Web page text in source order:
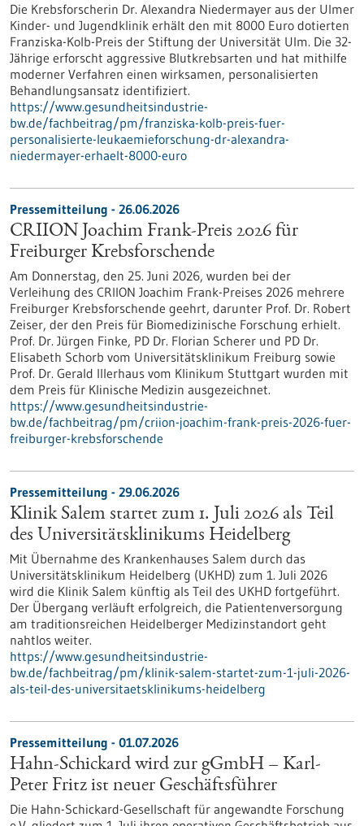
Die Krebsforscherin Dr. Alexandra Niedermayer aus der Ulmer
Kinder- und Jugendklinik erhält den mit 8000 Euro dotierten
Franziska-Kolb-Preis der Stiftung der Universität Ulm. Die 32-
Jährige erforscht aggressive Blutkrebsarten und hat mithilfe
moderner Verfahren einen wirksamen, personalisierten
Behandlungsansatz identifiziert.
https://www.gesundheitsindustrie-
bw.de/fachbeitrag/pm/franziska-kolb-preis-fuer-
personalisierte-leukaemieforschung-dr-alexandra-
niedermayer-erhaelt-8000-euro
Pressemitteilung - 26.06.2026
CRIION Joachim Frank-Preis 2026 für
Freiburger Krebsforschende
Am Donnerstag, den 25. Juni 2026, wurden bei der
Verleihung des CRIION Joachim Frank-Preises 2026 mehrere
Freiburger Krebsforschende geehrt, darunter Prof. Dr. Robert
Zeiser, der den Preis für Biomedizinische Forschung erhielt.
Prof. Dr. Jürgen Finke, PD Dr. Florian Scherer und PD Dr.
Elisabeth Schorb vom Universitätsklinikum Freiburg sowie
Prof. Dr. Gerald Illerhaus vom Klinikum Stuttgart wurden mit
dem Preis für Klinische Medizin ausgezeichnet.
https://www.gesundheitsindustrie-
bw.de/fachbeitrag/pm/criion-joachim-frank-preis-2026-fuer-
freiburger-krebsforschende
Pressemitteilung - 29.06.2026
Klinik Salem startet zum 1. Juli 2026 als Teil
des Universitätsklinikums Heidelberg
Mit Übernahme des Krankenhauses Salem durch das
Universitätsklinikum Heidelberg (UKHD) zum 1. Juli 2026
wird die Klinik Salem künftig als Teil des UKHD fortgeführt.
Der Übergang verläuft erfolgreich, die Patientenversorgung
am traditionsreichen Heidelberger Medizinstandort geht
nahtlos weiter.
https://www.gesundheitsindustrie-
bw.de/fachbeitrag/pm/klinik-salem-startet-zum-1-juli-2026-
als-teil-des-universitaetsklinikums-heidelberg
Pressemitteilung - 01.07.2026
Hahn-Schickard wird zur gGmbH – Karl-
Peter Fritz ist neuer Geschäftsführer
Die Hahn-Schickard-Gesellschaft für angewandte Forschung